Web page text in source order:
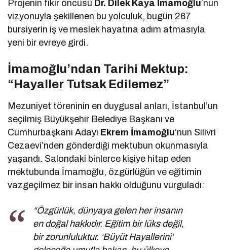
Projenin fikir öncüsü Dr. Dilek Kaya İmamoğlu’nun
vizyonuyla şekillenen bu yolculuk, bugün 267
bursiyerin iş ve meslek hayatına adım atmasıyla
yeni bir evreye girdi.
İmamoğlu’ndan Tarihi Mektup:
“Hayaller Tutsak Edilemez”
Mezuniyet töreninin en duygusal anları, İstanbul’un
seçilmiş Büyükşehir Belediye Başkanı ve
Cumhurbaşkanı Adayı Ekrem İmamoğlu’nun Silivri
Cezaevi’nden gönderdiği mektubun okunmasıyla
yaşandı. Salondaki binlerce kişiye hitap eden
mektubunda İmamoğlu, özgürlüğün ve eğitimin
vazgeçilmez bir insan hakkı olduğunu vurguladı:
“Özgürlük, dünyaya gelen her insanın
en doğal hakkıdır. Eğitim bir lüks değil,
bir zorunluluktur. ‘Büyüt Hayallerini’